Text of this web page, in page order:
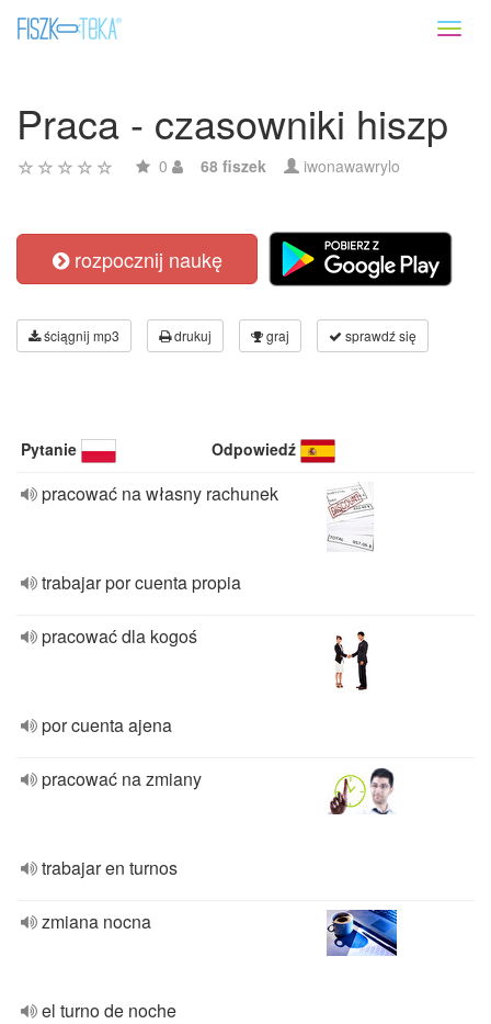
Praca - czasowniki hiszp
0 68 fiszek iwonawawrylo
rozpocznij naukę
ściągnij mp3 drukuj graj sprawdź się
Pytanie Odpowiedź
pracować na własny rachunek
trabajar por cuenta propia
pracować dla kogoś
por cuenta ajena
pracować na zmiany
trabajar en turnos
zmiana nocna
el turno de noche